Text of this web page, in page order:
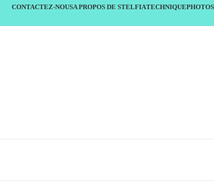
CONTACTEZ-NOUSA PROPOS DE STELFIATECHNIQUEPHOTOS